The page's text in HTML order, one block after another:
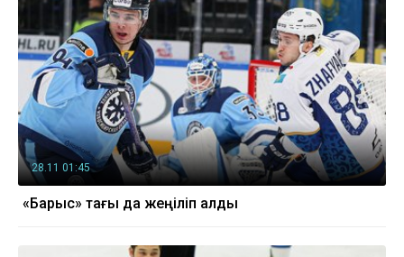
28.11 01:45
«Барыс» тағы да жеңіліп қалды